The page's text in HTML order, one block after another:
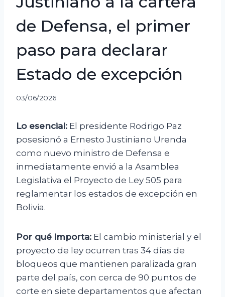
de Defensa, el primer
paso para declarar
Estado de excepción
03/06/2026
Lo esencial: El presidente Rodrigo Paz
posesionó a Ernesto Justiniano Urenda
como nuevo ministro de Defensa e
inmediatamente envió a la Asamblea
Legislativa el Proyecto de Ley 505 para
reglamentar los estados de excepción en
Bolivia.
Por qué importa: El cambio ministerial y el
proyecto de ley ocurren tras 34 días de
bloqueos que mantienen paralizada gran
parte del país, con cerca de 90 puntos de
corte en siete departamentos que afectan